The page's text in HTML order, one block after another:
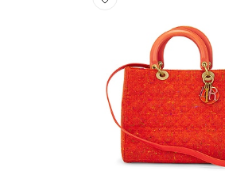
Favorite SAC À MAIN DIOR